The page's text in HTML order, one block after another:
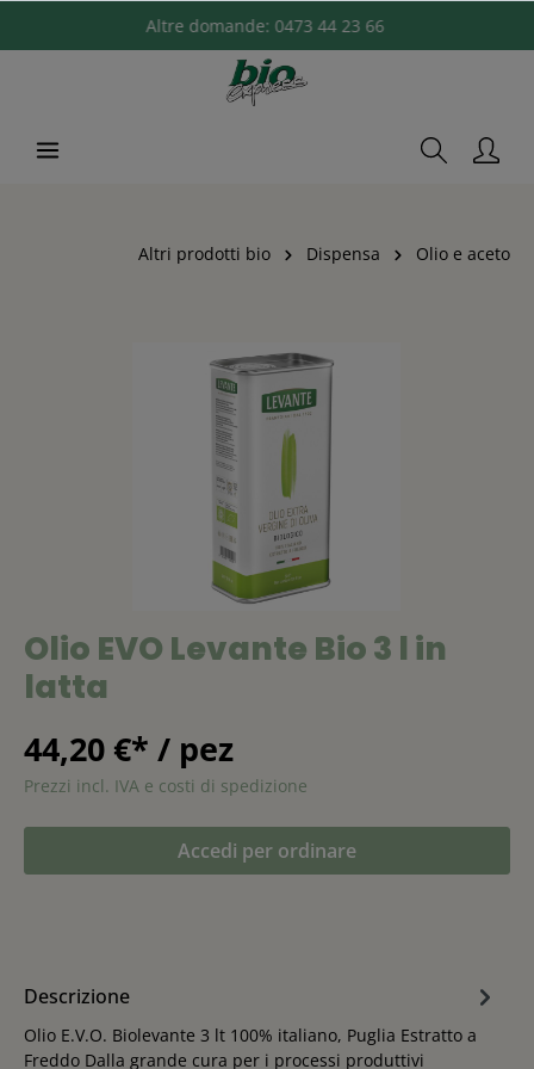
Altre domande: 0473 44 23 66
Altri prodotti bio Dispensa Olio e aceto
Olio EVO Levante Bio 3 l in
latta
44,20 €* / pez
Prezzi incl. IVA e costi di spedizione
Accedi per ordinare
Descrizione
Olio E.V.O. Biolevante 3 lt 100% italiano, Puglia Estratto a
Freddo Dalla grande cura per i processi produttivi